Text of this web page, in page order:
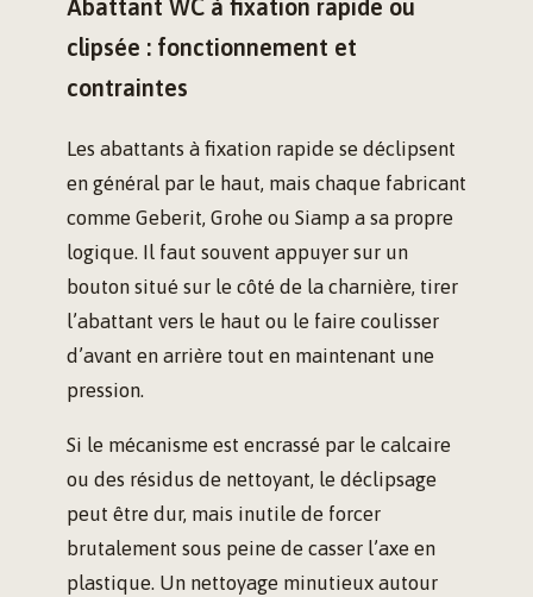
Abattant WC à fixation rapide ou
clipsée : fonctionnement et
contraintes
Les abattants à fixation rapide se déclipsent
en général par le haut, mais chaque fabricant
comme Geberit, Grohe ou Siamp a sa propre
logique. Il faut souvent appuyer sur un
bouton situé sur le côté de la charnière, tirer
l’abattant vers le haut ou le faire coulisser
d’avant en arrière tout en maintenant une
pression.
Si le mécanisme est encrassé par le calcaire
ou des résidus de nettoyant, le déclipsage
peut être dur, mais inutile de forcer
brutalement sous peine de casser l’axe en
plastique. Un nettoyage minutieux autour